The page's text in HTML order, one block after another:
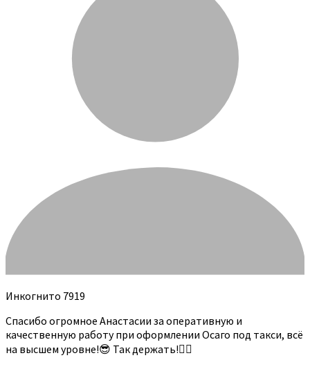
Инкогнито 7919
Спасибо огромное Анастасии за оперативную и
качественную работу при оформлении Осаго под такси, всё
на высшем уровне!😎 Так держать!👍🏻